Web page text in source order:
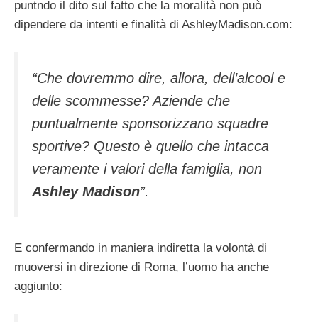
puntndo il dito sul fatto che la moralità non può
dipendere da intenti e finalità di AshleyMadison.com:
“Che dovremmo dire, allora, dell’alcool e
delle scommesse? Aziende che
puntualmente sponsorizzano squadre
sportive? Questo è quello che intacca
veramente i valori della famiglia, non
Ashley Madison”.
E confermando in maniera indiretta la volontà di
muoversi in direzione di Roma, l’uomo ha anche
aggiunto: